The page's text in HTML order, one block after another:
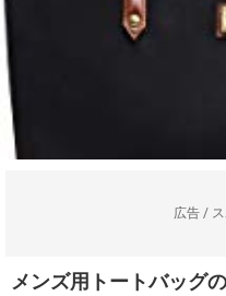
広告 /
メンズ用トートバッグ